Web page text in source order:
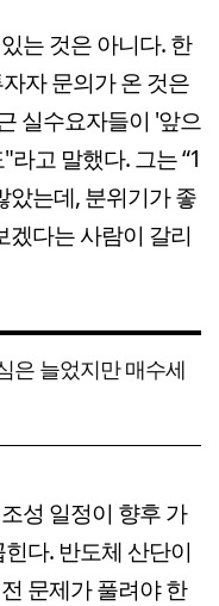
는 것은 아니다. 한
자 문의가 온 것은
실수요자들이 '앞으
고 말했다. 그는 “1
았는데, 분위기가 좋
겠다는 사람이 갈리
은 늘었지만 매수세
성 일정이 향후 가
다. 반도체 산단이
문제가 풀려야 한